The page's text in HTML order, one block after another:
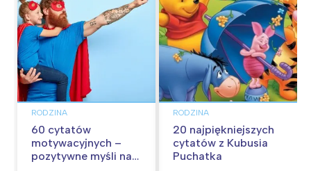
RODZINA
60 cytatów
motywacyjnych –
pozytywne myśli na
RODZINA
20 najpiękniejszych
cytatów z Kubusia
Puchatka